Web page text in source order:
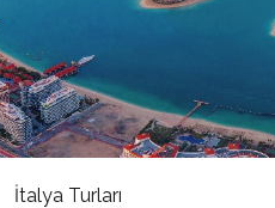
İtalya Turları